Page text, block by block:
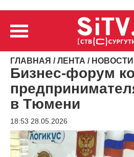
ГЛАВНАЯ /ЛЕНТА / НОВОСТИ
Бизнес-форум
в Тюмени
18:53 28.05.2026
Видеоплеер